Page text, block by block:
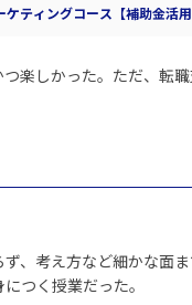
ティングコース【補助金活用
楽しかった。ただ、転
、考え方など細かな面
つく授業だった。